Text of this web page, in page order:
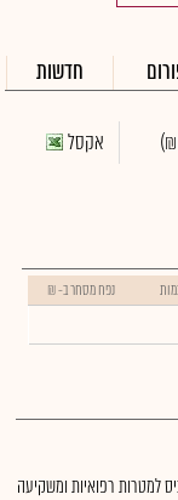
חדשות
אקסל
נפח מסחר ב- ₪
למטרות רפואיות ומשקיעה